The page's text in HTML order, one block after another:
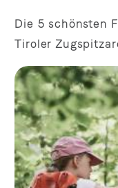
Die 5 schönsten
Tiroler